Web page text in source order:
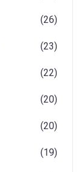
(26)
(23)
(22)
(20)
(20)
(19)